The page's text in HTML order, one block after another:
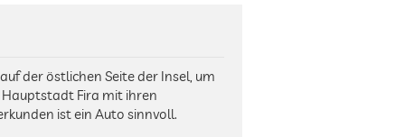
der östlichen Seite der Insel, um
Hauptstadt Fira mit ihren
ist ein Auto sinnvoll.